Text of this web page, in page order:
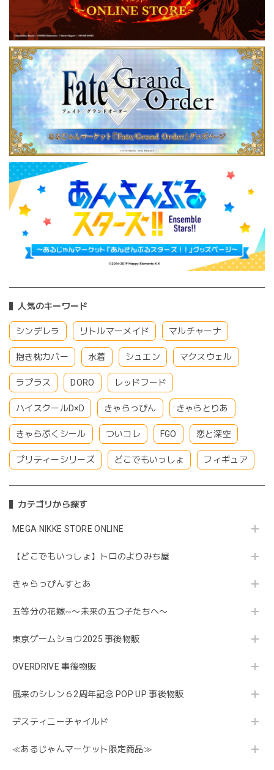
人気のキーワード
シンデレラ リトルマーメイド マルチャーナ
抱き枕カバー 水着 シュエン マクスウェル
ラプラス DORO レッドフード
ハイスクールD×D きゃらっぴん きゃらとりあ
きゃらぷくシール ついコレ FGO 恋と深空
プリティーシリーズ どこでもいっしょ フィギュア
カテゴリから探す
MEGA NIKKE STORE ONLINE
【どこでもいっしょ】トロのよりみち屋
きゃらっぴんすとあ
五等分の花嫁∽〜未来の五つ子たちへ〜
東京ゲームショウ2025 事後物販
OVERDRIVE 事後物販
風来のシレン６2周年記念 POP UP 事後物販
デスティニーチャイルド
≪あるじゃんマーケット限定商品≫